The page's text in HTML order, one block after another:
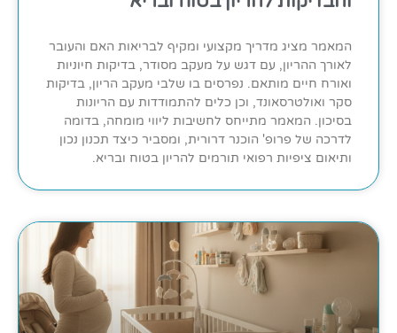
המאמר מציג מדריך מקצועי ומקיף לבריאות האם והעובר
לאורך ההריון, עם דגש על מעקב מסודר, בדיקות חיוניות
ואורח חיים מותאם. נפרסים בו שלבי מעקב הריון, בדיקות
סקר ואולטרסאונד, וכן כלים להתמודדות עם הריונות
בסיכון. המאמר מתייחס לחשיבות ליווי מומחה, בדומה
לדרכה של פרופ' הוכנר דרורית, ומסביר כיצד תכנון נכון
ותיאום ציפיות רפואי תורמים להריון בטוח ובריא.